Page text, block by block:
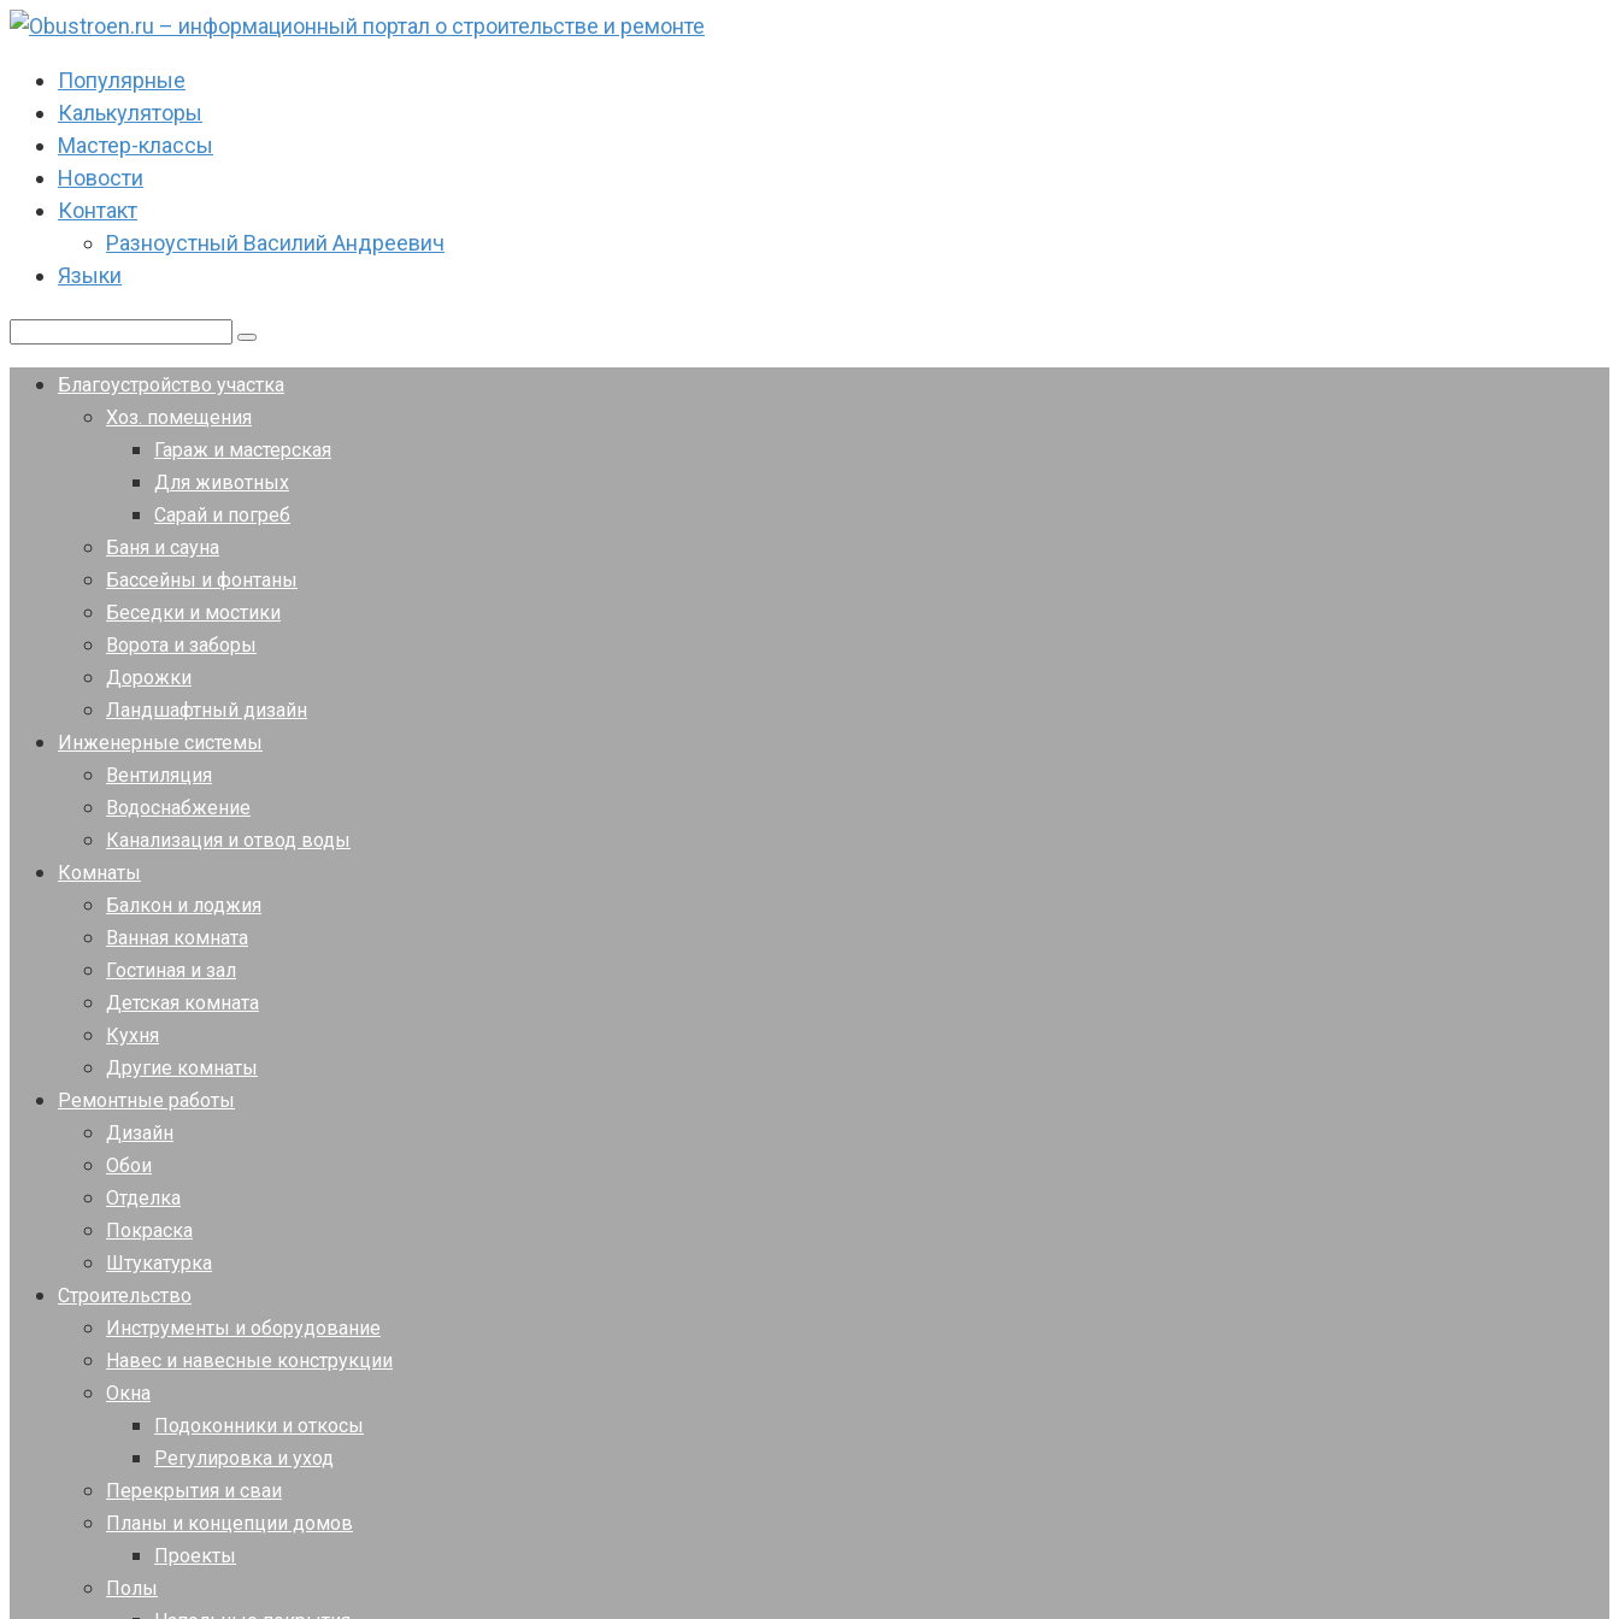
Перейти
контентуПопулярные
Калькуляторы
Мастер-классы
Новости
Контакт
Разноустный Василий Андреевич
Языки
Поиск:
Благоустройство участка
Хоз. помещения
Гараж и мастерская
Для животных
Сарай и погреб
Баня и сауна
Бассейны и фонтаны
Беседки и мостики
Ворота и заборы
Дорожки
Ландшафтный дизайн
Инженерные системы
Вентиляция
Водоснабжение
Канализация и отвод воды
Комнаты
Балкон и лоджия
Ванная комната
Гостиная и зал
Детская комната
Кухня
Другие комнаты
Ремонтные работы
Дизайн
Обои
Отделка
Покраска
Штукатурка
Строительство
Инструменты и оборудование
Навес и навесные конструкции
Окна
Подоконники и откосы
Регулировка и уход
Перекрытия и сваи
Планы и концепции домов
Проекты
Полы